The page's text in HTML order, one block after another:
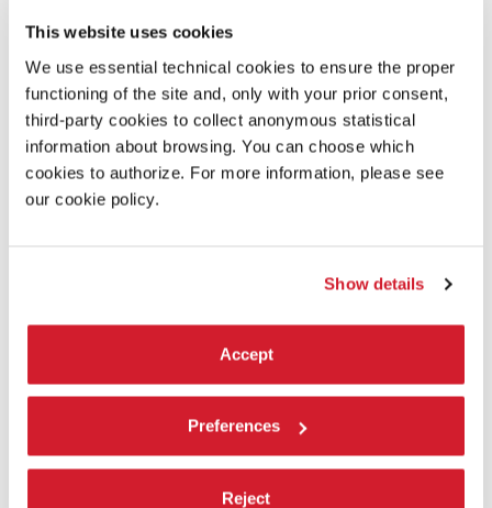
This website uses cookies
We use essential technical cookies to ensure the proper
functioning of the site and, only with your prior consent,
third-party cookies to collect anonymous statistical
information about browsing. You can choose which
cookies to authorize. For more information, please see
our cookie policy.
Show details
Accept
Preferences
Reject